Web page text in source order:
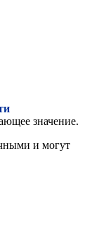
значение.
и могут